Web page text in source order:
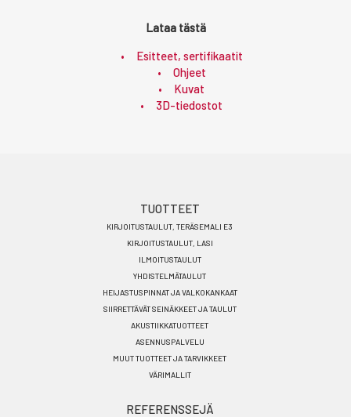
Lataa tästä
Esitteet, sertifikaatit
Ohjeet
Kuvat
3D-tiedostot
TUOTTEET
KIRJOITUSTAULUT, TERÄSEMALI E3
KIRJOITUSTAULUT, LASI
ILMOITUSTAULUT
YHDISTELMÄTAULUT
HEIJASTUSPINNAT JA VALKOKANKAAT
SIIRRETTÄVÄT SEINÄKKEET JA TAULUT
AKUSTIIKKATUOTTEET
ASENNUSPALVELU
MUUT TUOTTEET JA TARVIKKEET
VÄRIMALLIT
REFERENSSEJÄ